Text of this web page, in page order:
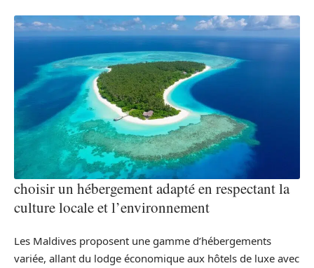
choisir un hébergement adapté en respectant la
culture locale et l’environnement
Les Maldives proposent une gamme d’hébergements
variée, allant du lodge économique aux hôtels de luxe avec